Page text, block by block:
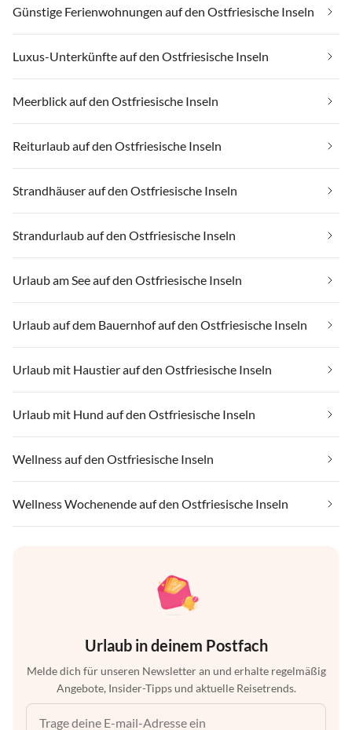
Günstige Ferienwohnungen auf den Ostfriesische Inseln
Luxus-Unterkünfte auf den Ostfriesische Inseln
Meerblick auf den Ostfriesische Inseln
Reiturlaub auf den Ostfriesische Inseln
Strandhäuser auf den Ostfriesische Inseln
Strandurlaub auf den Ostfriesische Inseln
Urlaub am See auf den Ostfriesische Inseln
Urlaub auf dem Bauernhof auf den Ostfriesische Inseln
Urlaub mit Haustier auf den Ostfriesische Inseln
Urlaub mit Hund auf den Ostfriesische Inseln
Wellness auf den Ostfriesische Inseln
Wellness Wochenende auf den Ostfriesische Inseln
Urlaub in deinem Postfach
Melde dich für unseren Newsletter an und erhalte regelmäßig
Angebote, Insider-Tipps und aktuelle Reisetrends.